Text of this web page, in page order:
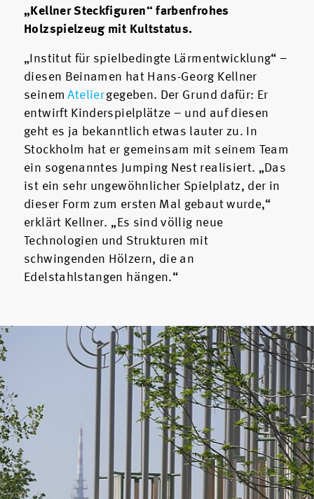
„Kellner Steckfiguren“ farbenfrohes
Holzspielzeug mit Kultstatus.
„Institut für spielbedingte Lärmentwicklung“ –
diesen Beinamen hat Hans-Georg Kellner
seinem Ateliergegeben. Der Grund dafür: Er
entwirft Kinderspielplätze – und auf diesen
geht es ja bekanntlich etwas lauter zu. In
Stockholm hat er gemeinsam mit seinem Team
ein sogenanntes Jumping Nest realisiert. „Das
ist ein sehr ungewöhnlicher Spielplatz, der in
dieser Form zum ersten Mal gebaut wurde,“
erklärt Kellner. „Es sind völlig neue
Technologien und Strukturen mit
schwingenden Hölzern, die an
Edelstahlstangen hängen.“